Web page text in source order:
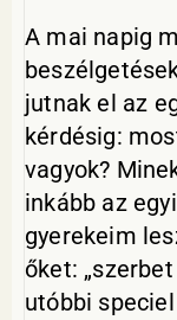
A mai napig
jutnak el az
kérdésig:
vagyok?
inkább az
gyerekeim
őket:
utóbbi